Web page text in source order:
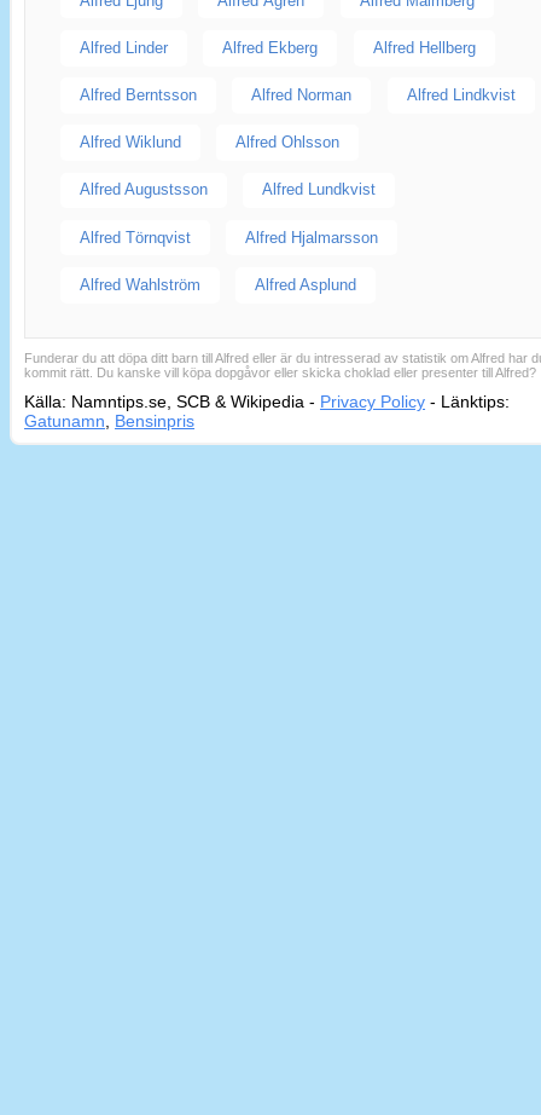
Alfred Linder Alfred Ekberg Alfred Hellberg
Alfred Berntsson Alfred Norman Alfred Lindkvist
Alfred Wiklund Alfred Ohlsson
Alfred Augustsson Alfred Lundkvist
Alfred Törnqvist Alfred Hjalmarsson
Alfred Wahlström Alfred Asplund
Funderar du att döpa ditt barn till Alfred eller är du intresserad av statistik om Alfred har
kommit rätt. Du kanske vill köpa dopgåvor eller skicka choklad eller presenter till Alfred?
Källa: Namntips.se, SCB & Wikipedia - Privacy Policy - Länktips:
Gatunamn, Bensinpris